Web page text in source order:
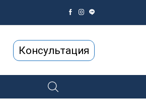
Консультация